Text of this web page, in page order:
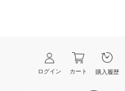
ログイン カート 購入履歴